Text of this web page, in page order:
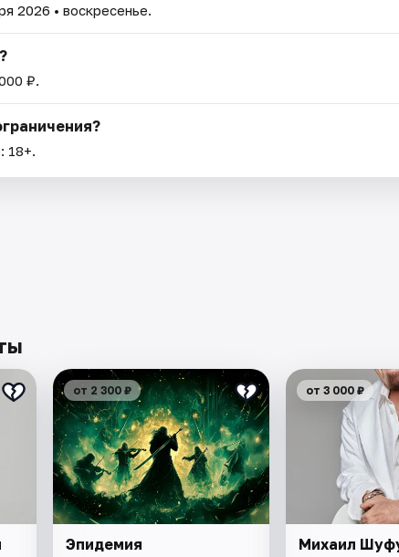
2026 • воскресенье.
₽.
18+.
от 2 300 ₽
Эпидемия
от 3 000 ₽
Михаил